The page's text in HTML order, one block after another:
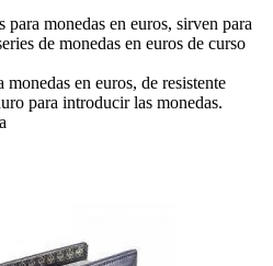
para monedas en euros, sirven para
de monedas en euros de curso
en euros, de resistente
para introducir las monedas.